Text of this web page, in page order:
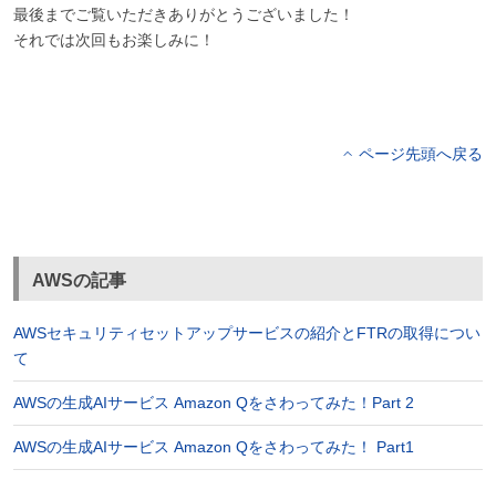
最後までご覧いただきありがとうございました！
それでは次回もお楽しみに！
ページ先頭へ戻る
AWSの記事
AWSセキュリティセットアップサービスの紹介とFTRの取得につい
て
AWSの生成AIサービス Amazon Qをさわってみた！Part 2
AWSの生成AIサービス Amazon Qをさわってみた！ Part1